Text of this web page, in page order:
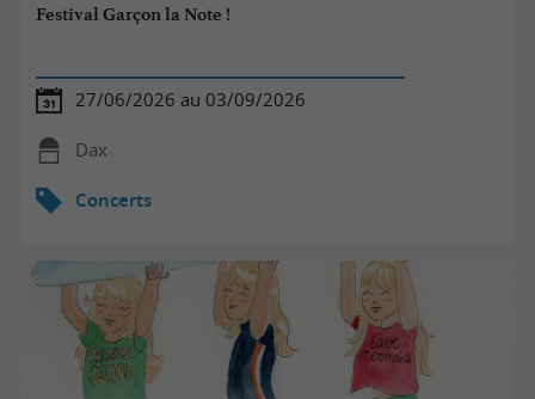
Festival Garçon la Note !
27/06/2026 au 03/09/2026
Dax
Concerts